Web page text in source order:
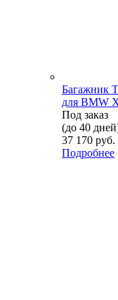
Багажник
для BMW
Под заказ
(до 40
37 170
Подробнее